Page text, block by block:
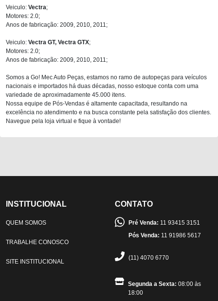
Veiculo: Vectra;
Motores: 2.0;
Anos de fabricação: 2009, 2010, 2011;
Veiculo: Vectra GT, Vectra GTX;
Motores: 2.0;
Anos de fabricação: 2009, 2010, 2011;
Somos a Go! Mec Auto Peças, estamos no ramo de autopeças para veículos
nacionais e importados há duas décadas, nosso estoque conta com uma
variedade de aproximadamente 45.000 itens.
Nossa equipe de Pós-Vendas é altamente capacitada, resultando na
excelência no atendimento e na busca constante pela satisfação dos clientes.
Navegue pela loja virtual e fique à vontade!
INSTITUCIONAL
QUEM SOMOS
TRABALHE CONOSCO
SITE INSTITUCIONAL
CONTATO
Pré Venda: 11 93415 3151
Pós Venda: 11 91986 5617
(11) 4070 6770
Segunda a Sexta: 08:00 às
18:00